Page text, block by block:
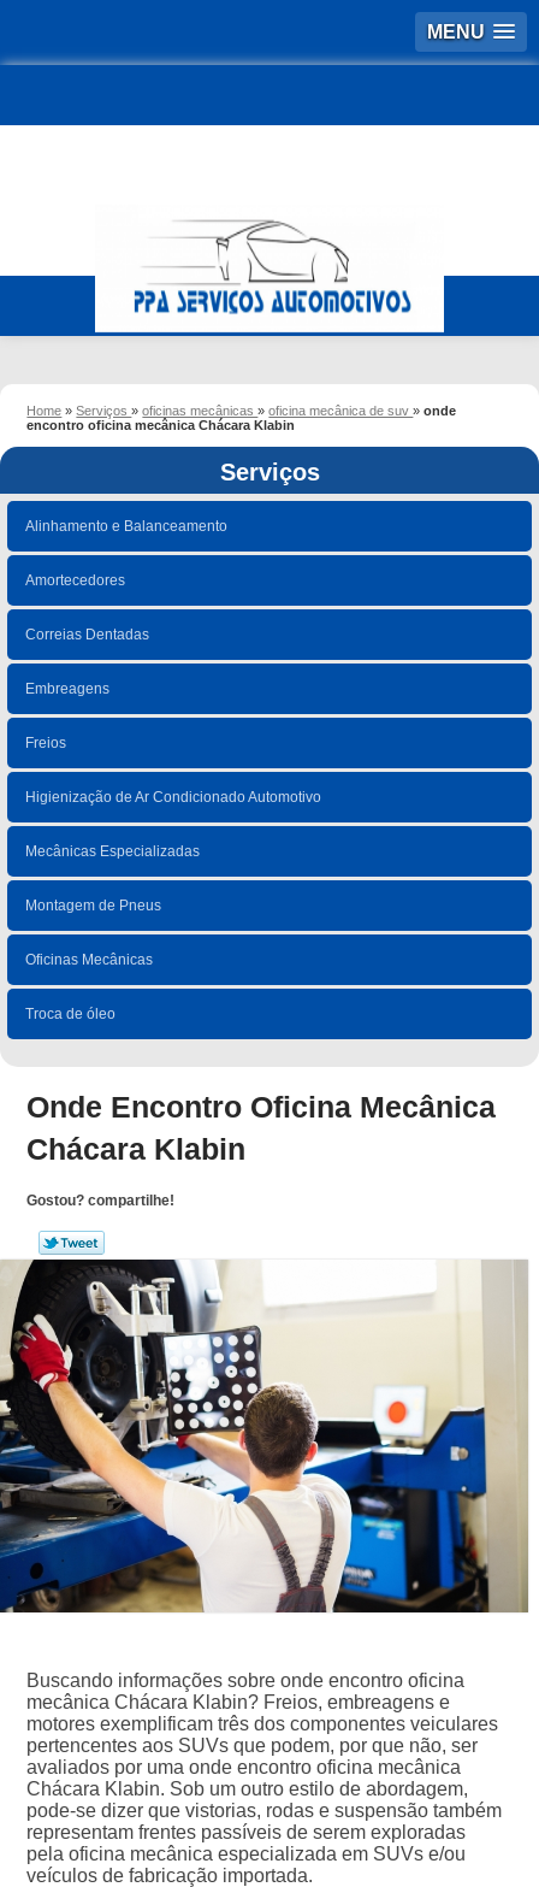
MENU
Home »Serviços»oficinas mecânicas»oficina mecânica de suv»onde
encontro oficina mecânica Chácara Klabin
Serviços
Alinhamento e Balanceamento
Amortecedores
Correias Dentadas
Embreagens
Freios
Higienização de Ar Condicionado Automotivo
Mecânicas Especializadas
Montagem de Pneus
Oficinas Mecânicas
Troca de óleo
Onde Encontro Oficina Mecânica
Chácara Klabin
Gostou? compartilhe!
Buscando informações sobre onde encontro oficina
mecânica Chácara Klabin? Freios, embreagens e
motores exemplificam três dos componentes veiculares
pertencentes aos SUVs que podem, por que não, ser
avaliados por uma onde encontro oficina mecânica
Chácara Klabin. Sob um outro estilo de abordagem,
pode-se dizer que vistorias, rodas e suspensão também
representam frentes passíveis de serem exploradas
pela oficina mecânica especializada em SUVs e/ou
veículos de fabricação importada.